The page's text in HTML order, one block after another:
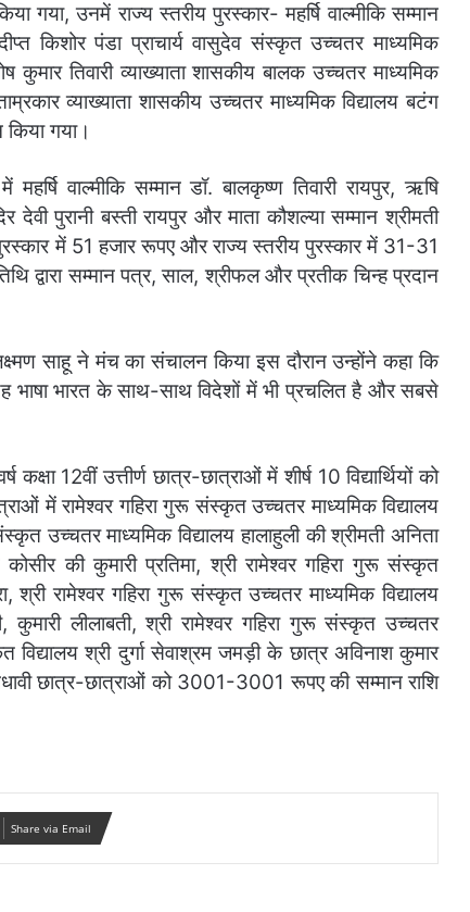
गया, उनमें राज्य स्तरीय पुरस्कार- महर्षि वाल्मीकि सम्मान
किशोर पंडा प्राचार्य वासुदेव संस्कृत उच्चतर माध्यमिक
तिवारी व्याख्याता शासकीय बालक उच्चतर माध्यमिक
व्याख्याता शासकीय उच्चतर माध्यमिक विद्यालय बटंग
किया गया।
वाल्मीकि सम्मान डॉ. बालकृष्ण तिवारी रायपुर, ऋषि
पुरानी बस्ती रायपुर और माता कौशल्या सम्मान श्रीमती
पुरस्कार में 51 हजार रूपए और राज्य स्तरीय पुरस्कार में 31-31
द्वारा सम्मान पत्र, साल, श्रीफल और प्रतीक चिन्ह प्रदान
साहू ने मंच का संचालन किया इस दौरान उन्होंने कहा कि
भाषा भारत के साथ-साथ विदेशों में भी प्रचलित है और सबसे
कक्षा 12वीं उत्तीर्ण छात्र-छात्राओं में शीर्ष 10 विद्यार्थियों को
में रामेश्वर गहिरा गुरू संस्कृत उच्चतर माध्यमिक विद्यालय
उच्चतर माध्यमिक विद्यालय हालाहुली की श्रीमती अनिता
की कुमारी प्रतिमा, श्री रामेश्वर गहिरा गुरू संस्कृत
श्री रामेश्वर गहिरा गुरू संस्कृत उच्चतर माध्यमिक विद्यालय
कुमारी लीलाबती, श्री रामेश्वर गहिरा गुरू संस्कृत उच्चतर
श्री दुर्गा सेवाश्रम जमड़ी के छात्र अविनाश कुमार
छात्र-छात्राओं को 3001-3001 रूपए की सम्मान राशि
Share via Email